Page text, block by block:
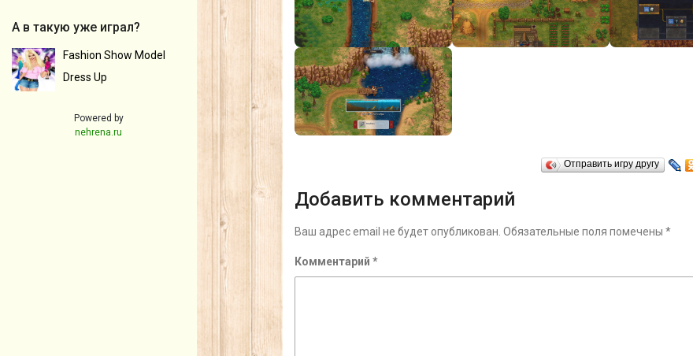
А в такую уже играл?
Fashion Show Model
Dress Up
Powered by
nehrena.ru
Отправить игру другу
Добавить комментарий
Ваш адрес email не будет опубликован. Обязательные поля помечены*
Комментарий*